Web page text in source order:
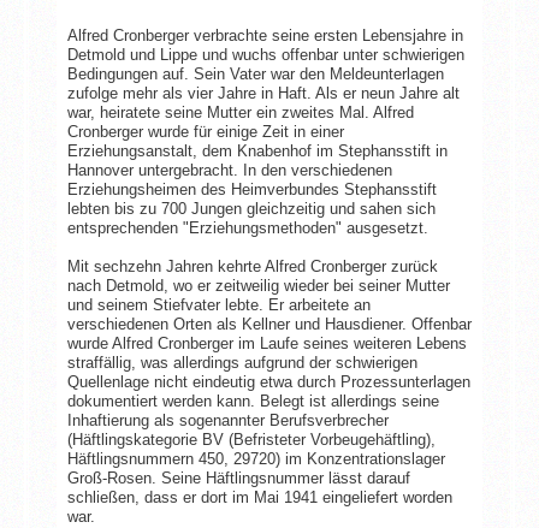
Alfred Cronberger verbrachte seine ersten Lebensjahre in
Detmold und Lippe und wuchs offenbar unter schwierigen
Bedingungen auf. Sein Vater war den Meldeunterlagen
zufolge mehr als vier Jahre in Haft. Als er neun Jahre alt
war, heiratete seine Mutter ein zweites Mal. Alfred
Cronberger wurde für einige Zeit in einer
Erziehungsanstalt, dem Knabenhof im Stephansstift in
Hannover untergebracht. In den verschiedenen
Erziehungsheimen des Heimverbundes Stephansstift
lebten bis zu 700 Jungen gleichzeitig und sahen sich
entsprechenden "Erziehungsmethoden" ausgesetzt.
Mit sechzehn Jahren kehrte Alfred Cronberger zurück
nach Detmold, wo er zeitweilig wieder bei seiner Mutter
und seinem Stiefvater lebte. Er arbeitete an
verschiedenen Orten als Kellner und Hausdiener. Offenbar
wurde Alfred Cronberger im Laufe seines weiteren Lebens
straffällig, was allerdings aufgrund der schwierigen
Quellenlage nicht eindeutig etwa durch Prozessunterlagen
dokumentiert werden kann. Belegt ist allerdings seine
Inhaftierung als sogenannter Berufsverbrecher
(Häftlingskategorie BV (Befristeter Vorbeugehäftling),
Häftlingsnummern 450, 29720) im Konzentrationslager
Groß-Rosen. Seine Häftlingsnummer lässt darauf
schließen, dass er dort im Mai 1941 eingeliefert worden
war.